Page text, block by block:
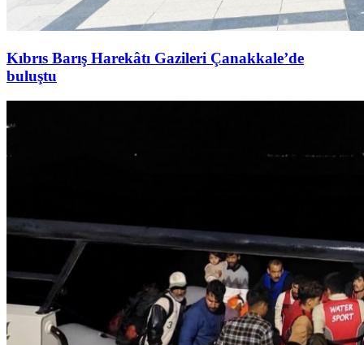
Kıbrıs Barış Harekâtı Gazileri Çanakkale’de
buluştu